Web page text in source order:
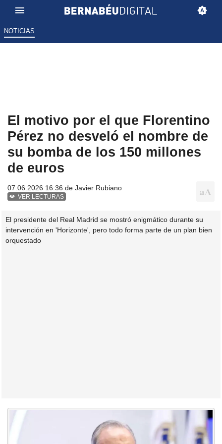
NOTICIAS
El motivo por el que Florentino
Pérez no desveló el nombre de
su bomba de los 150 millones
de euros
07.06.2026 16:36 de Javier Rubiano
VER LECTURAS
El presidente del Real Madrid se mostró enigmático durante su
intervención en 'Horizonte', pero todo forma parte de un plan bien
orquestado